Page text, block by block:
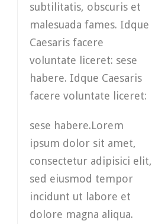
subtilitatis, obscuris et
malesuada fames. Idque
Caesaris facere
voluntate liceret: sese
habere. Idque Caesaris
facere voluntate liceret:
sese habere.Lorem
ipsum dolor sit amet,
consectetur adipisici elit,
sed eiusmod tempor
incidunt ut labore et
dolore magna aliqua.